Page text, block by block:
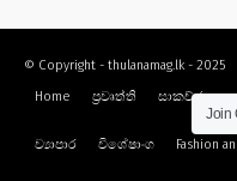
© Copyright - thulanamag.lk - 2025
Home
ප්‍රවෘත්ති සාකච්ඡා
ව්‍යාපාර විශේෂාංග Fashion
Join